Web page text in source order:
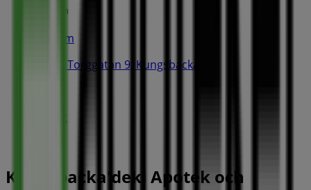
Synsam
Norra Torggatan 9, Kungsbacka
Stängt
Kungsbacka'deki Apotek och